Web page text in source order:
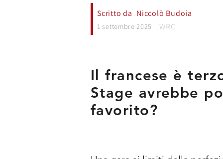
Scritto da Niccolò Budoia
1 settembre 2025 WRC
Il francese è
Stage avrebbe
favorito?